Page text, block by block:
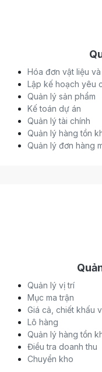
Hóa đơn vật liệu
Lập kế hoạch yêu
Quản lý sản phẩm
Kế toán dự án
Quản lý tài chính
Quản lý hàng tồn
Quản lý đơn hàng
Quản lý vị trí
Mục ma trận
Giá cả, chiết khấu
Lô hàng
Quản lý hàng tồn
Điều tra doanh thu
Chuyển kho